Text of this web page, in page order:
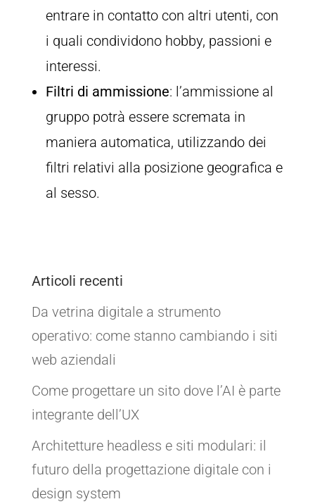
entrare in contatto con altri utenti, con
i quali condividono hobby, passioni e
interessi.
Filtri di ammissione: l’ammissione al
gruppo potrà essere scremata in
maniera automatica, utilizzando dei
filtri relativi alla posizione geografica e
al sesso.
Articoli recenti
Da vetrina digitale a strumento
operativo: come stanno cambiando i siti
web aziendali
Come progettare un sito dove l’AI è parte
integrante dell’UX
Architetture headless e siti modulari: il
futuro della progettazione digitale con i
design system